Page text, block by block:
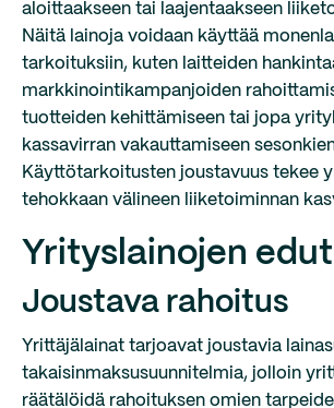
aloittaakseen tai laajentaakseen
Näitä lainoja voidaan käyttää
tarkoituksiin, kuten laitteiden
markkinointikampanjoiden
tuotteiden kehittämiseen tai jopa
kassavirran vakauttamiseen
Käyttötarkoitusten joustavuus tekee
tehokkaan välineen liiketoiminnan
Yrityslainojen edut
Joustava rahoitus
Yrittäjälainat tarjoavat joustavia
takaisinmaksusuunnitelmia, jolloin
räätälöidä rahoituksen omien